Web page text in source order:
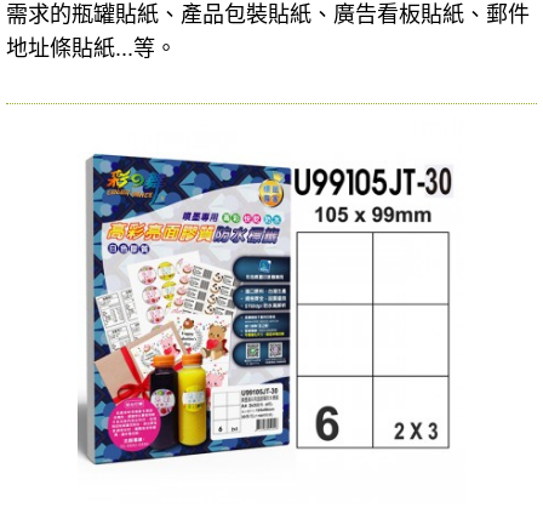
需求的瓶罐貼紙、產品包裝貼紙、廣告看板貼紙、郵件
地址條貼紙...等。